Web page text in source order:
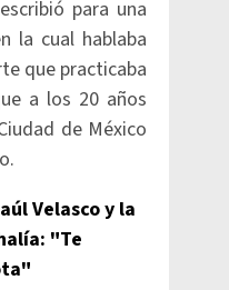
para una
la cual hablaba
que practicaba
a los 20 años
de México
Velasco y la
"Te